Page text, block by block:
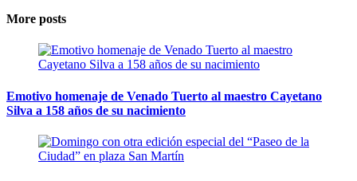
More posts
Emotivo homenaje de Venado Tuerto al maestro Cayetano
Silva a 158 años de su nacimiento